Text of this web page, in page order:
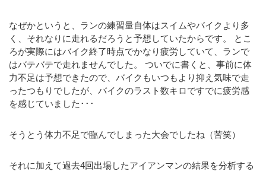
なぜかというと、ランの練習量自体はスイムやバイクより多
く、それなりに走れるだろうと予想していたからです。 とこ
ろが実際にはバイク終了時点でかなり疲労していて、ランで
はバテバテで走れませんでした。 ついでに書くと、事前に体
力不足は予想できたので、バイクもいつもより抑え気味で走
ったつもりでしたが、バイクのラスト数キロですでに疲労感
を感じていました･･･
そうとう体力不足で臨んでしまった大会でしたね（苦笑）
それに加えて過去4回出場したアイアンマンの結果を分析する